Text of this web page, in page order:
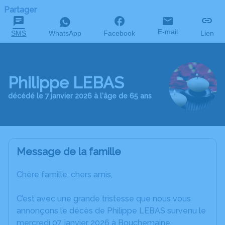
Partager
SMS WhatsApp Facebook E-mail Lien
Philippe LEBAS
décédé le 7 janvier 2026 à l'âge de 65 ans
Message de la famille
Chère famille, chers amis,
C’est avec une grande tristesse que nous vous
annonçons le décès de Philippe LEBAS survenu le
mercredi 07 janvier 2026 à Bouchemaine.